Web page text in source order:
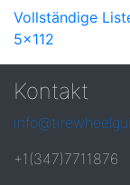
Vollständige
5x112
Kontakt
+1(347)7711876